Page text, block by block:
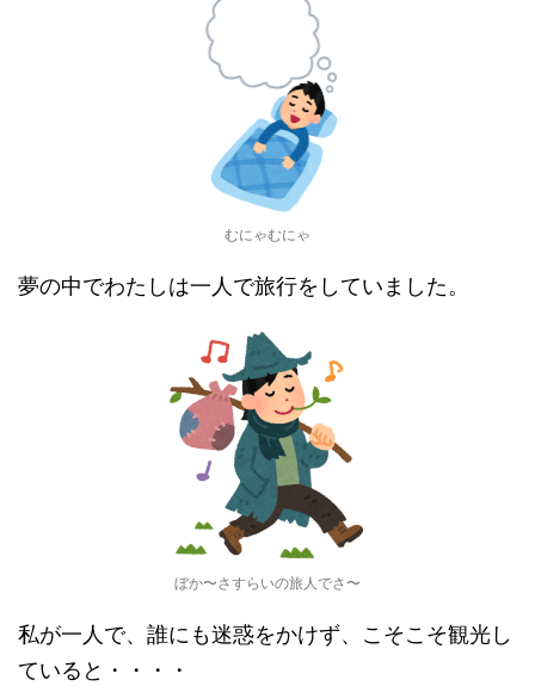
むにゃむにゃ
夢の中でわたしは一人で旅行をしていました。
ぼか〜さすらいの旅人でさ〜
私が一人で、誰にも迷惑をかけず、こそこそ観光し
ていると・・・・